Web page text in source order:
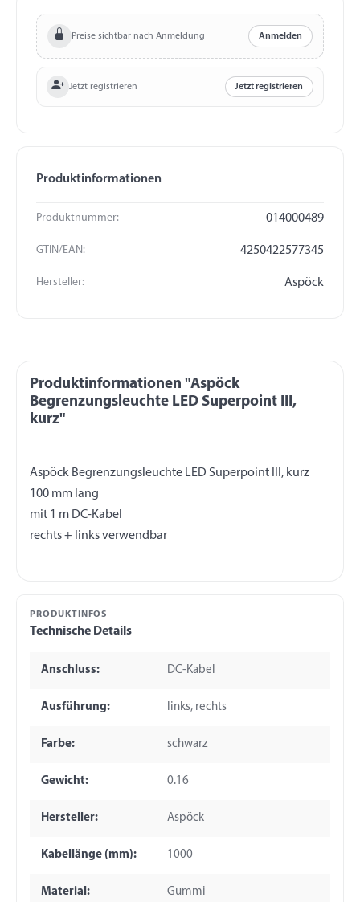
Preise sichtbar nach Anmeldung Anmelden
Jetzt registrieren Jetzt registrieren
Produktinformationen
Produktnummer: 014000489
GTIN/EAN: 4250422577345
Hersteller: Aspöck
Produktinformationen "Aspöck
Begrenzungsleuchte LED Superpoint III,
kurz"
Aspöck Begrenzungsleuchte LED Superpoint III, kurz
100 mm lang
mit 1 m DC-Kabel
PRODUKTINFOS
Technische Details
Anschluss: DC-Kabel
Ausführung: links, rechts
Farbe: schwarz
Gewicht: 0.16
Hersteller: Aspöck
Kabellänge (mm): 1000
Material: Gummi